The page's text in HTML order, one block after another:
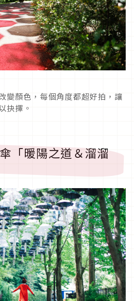
變顏色，每個角度都超好拍，讓
抉擇。
「暖陽之道＆溜溜